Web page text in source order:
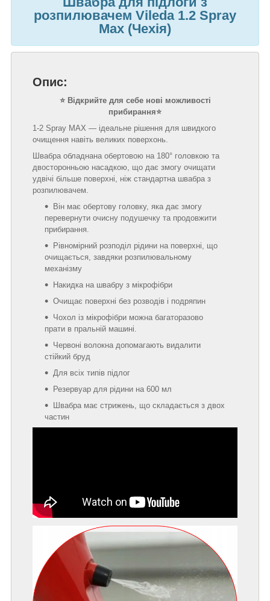
розпилювачем Vileda 1.2 Spray
Max (Чехія)
Опис:
⭐ Відкрийте для себе нові можливості
прибирання⭐
1-2 Spray MAX — ідеальне рішення для швидкого
очищення навіть великих поверхонь.
Швабра обладнана обертовою на 180° головкою та
двосторонньою насадкою, що дає змогу очищати
удвічі більше поверхні, ніж стандартна швабра з
розпилювачем.
Він має обертову головку, яка дає змогу
перевернути очисну подушечку та продовжити
прибирання.
Рівномірний розподіл рідини на поверхні, що
очищається, завдяки розпилювальному
механізму
Накидка на швабру з мікрофібри
Очищає поверхні без розводів і подряпин
Чохол із мікрофібри можна багаторазово
прати в пральній машині.
Червоні волокна допомагають видалити
стійкий бруд
Для всіх типів підлог
Резервуар для рідини на 600 мл
Швабра має стрижень, що складається з двох
частин